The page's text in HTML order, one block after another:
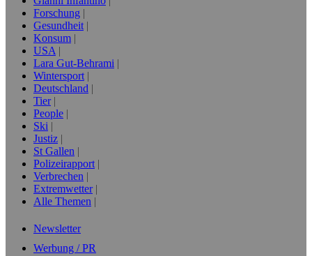
Forschung
Gesundheit
Konsum
USA
Lara Gut-Behrami
Wintersport
Deutschland
Tier
People
Ski
Justiz
St Gallen
Polizeirapport
Verbrechen
Extremwetter
Alle Themen
Newsletter
Werbung / PR